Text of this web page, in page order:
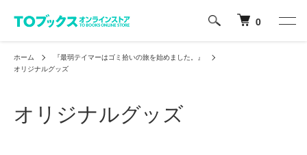
0
ホーム
『最弱テイマーはゴミ拾いの旅を始めました。』
オリジナルグッズ
オリジナルグッズ